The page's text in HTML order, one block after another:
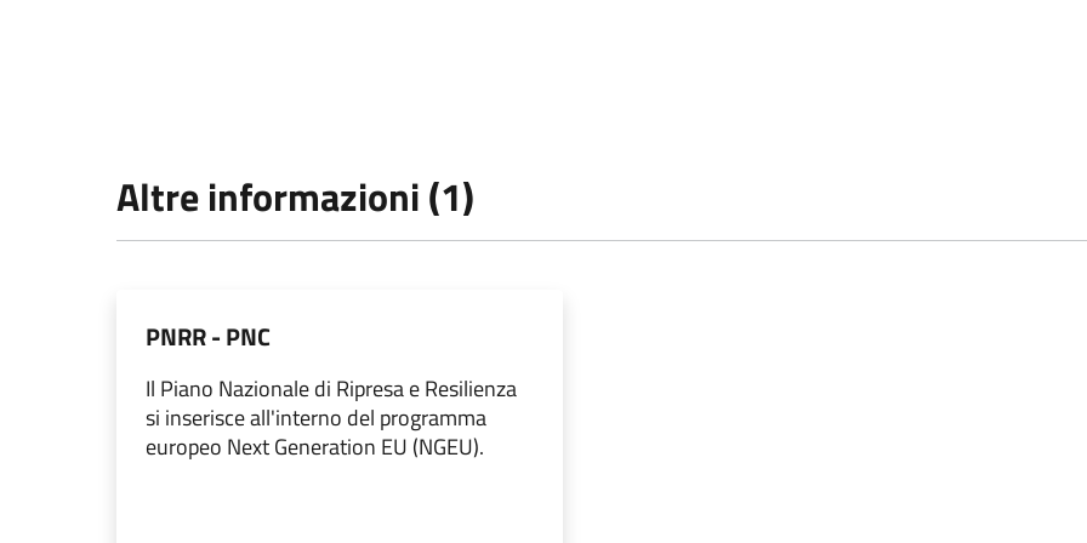
Altre informazioni (1)
PNRR - PNC
Il Piano Nazionale di Ripresa e Resilienza
si inserisce all'interno del programma
europeo Next Generation EU (NGEU).